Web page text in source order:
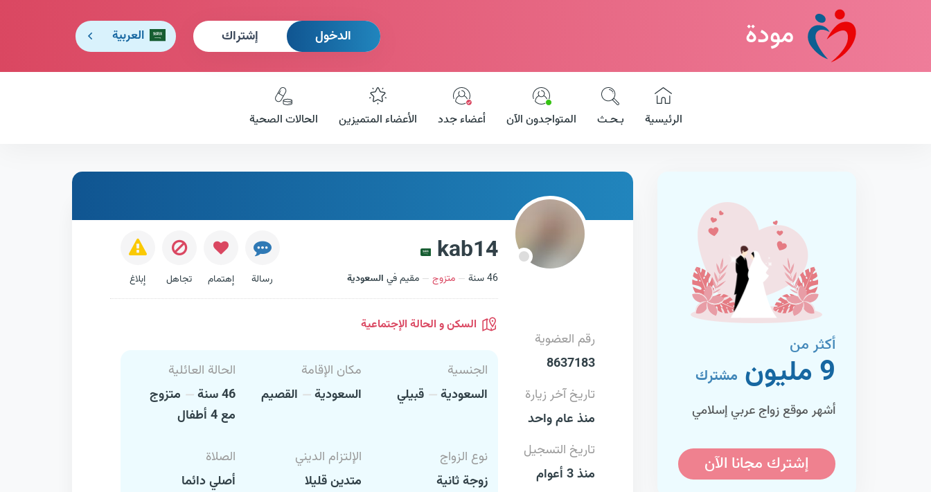
مودة الدخول إشتراك العربية
الرئيسية بـحـث المتواجدون الآن أعضاء جدد الأعضاء المتميزين الحالات الصحية
أكثر من
9 مليون مشترك
أشهر موقع زواج عربي إسلامي
إشترك مجانا الآن
kab14
46 سنة متزوج مقيم في السعودية رسالة إهتمام تجاهل إبلاغ
رقم العضوية
8637183
تاريخ آخر زيارة
منذ عام واحد
تاريخ التسجيل
منذ 3 أعوام
السكن و الحالة الإجتماعية
الجنسية
السعودية
قبيلي
مكان الإقامة
السعودية
القصيم
الحالة العائلية
46 سنة
متزوج
مع 4 أطفال
نوع الزواج
زوجة ثانية
الإلتزام الديني
متدين قليلا
الصلاة
أصلي دائما